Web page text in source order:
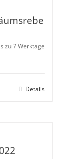
zu 7 Werktage
Details